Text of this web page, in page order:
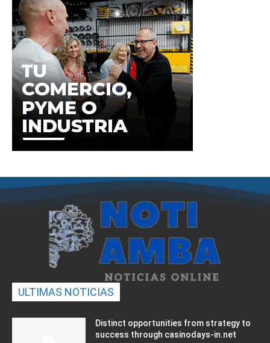
ULTIMAS NOTICIAS
Distinct opportunities from strategy to
success through casinodays-in.net